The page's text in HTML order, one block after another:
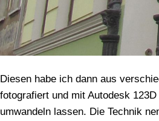
Diesen habe ich dann aus
fotografiert und mit Autodesk
umwandeln lassen. Die Technik